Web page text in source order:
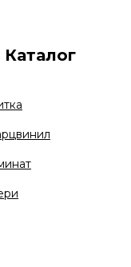
Каталог